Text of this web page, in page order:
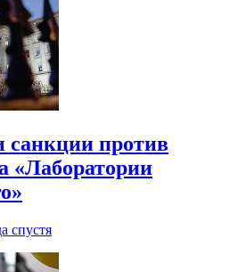
против
«Лаборатории
спустя